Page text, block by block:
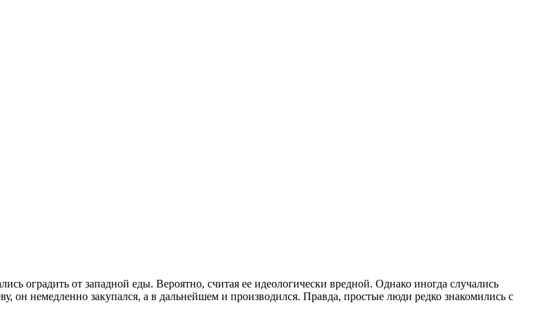
оградить от западной еды. Вероятно, считая ее идеологически вредной. Однако иногда случались
он немедленно закупался, а в дальнейшем и производился. Правда, простые люди редко знакомились с